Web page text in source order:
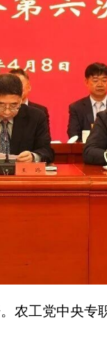
农工党中央